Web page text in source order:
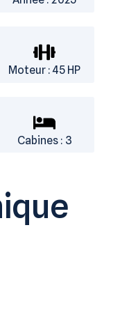
Moteur : 45 HP
Cabines : 3